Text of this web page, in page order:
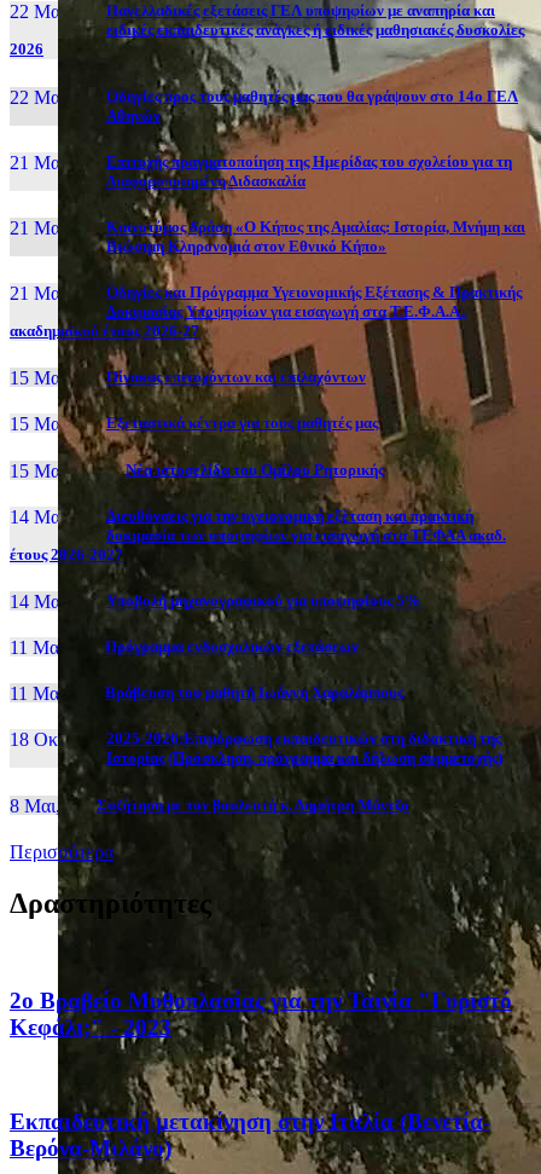
22 Μαι, 26
Πανελλαδικές εξετάσεις ΓΕΛ υποψηφίων με αναπηρία και
ειδικές εκπαιδευτικές ανάγκες ή ειδικές μαθησιακές δυσκολίες
2026
22 Μαι, 26
Οδηγίες προς τους μαθητές μας που θα γράψουν στο 14ο ΓΕΛ
Αθηνών
21 Μαι, 26
Επιτυχής πραγματοποίηση της Ημερίδας του σχολείου για τη
Διαφοροποιημένη Διδασκαλία
21 Μαι, 26
Καινοτόμος δράση «Ο Κήπος της Αμαλίας: Ιστορία, Μνήμη και
Βιώσιμη Κληρονομιά στον Εθνικό Κήπο»
21 Μαι, 26
Οδηγίες και Πρόγραμμα Υγειονομικής Εξέτασης & Πρακτικής
Δοκιμασίας Υποψηφίων για εισαγωγή στα Τ.Ε.Φ.Α.Α.,
ακαδημαϊκού έτους 2026-27
15 Μαι, 26 Πίνακας επιτυχόντων και επιλαχόντων
15 Μαι, 26 Εξεταστικά κέντρα για τους μαθητές μας
15 Μαι, 2026 Νέα ιστοσελίδα του Ομίλου Ρητορικής
14 Μαι, 26
Διευθύνσεις για την υγειονομική εξέταση και πρακτική
δοκιμασία των υποψηφίων για εισαγωγή στα ΤΕΦΑΑ ακαδ.
έτους 2026-2027
14 Μαι, 26 Yποβολή μηχανογραφικού για υποψηφίους 5%
11 Μαι, 26 Πρόγραμμα ενδοσχολικών εξετάσεων
11 Μαι, 26 Βράβευση του μαθητή Ιωάννη Χαραλάμπους
18 Οκτ, 25
2025-2026:Επιμόρφωση εκπαιδευτικών στη διδακτική της
Ιστορίας (Πρόσκληση, πρόγραμμα και δήλωση συμμετοχής)
8 Μαι, 26 Συζήτηση με τον βουλευτή κ. Δημήτρη Μάντζο
Περισσότερα
Δραστηριότητες
2ο Βραβείο Μυθοπλασίας για την Ταινία "Γυριστό
Κεφάλι;" - 2023
Eκπαιδευτική μετακίνηση στην Ιταλία (Βενετία-
Βερόνα-Μιλάνο)